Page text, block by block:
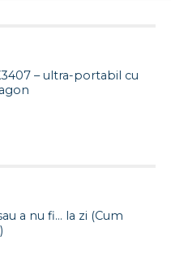
– ultra-portabil cu
a nu fi… la zi (Cum